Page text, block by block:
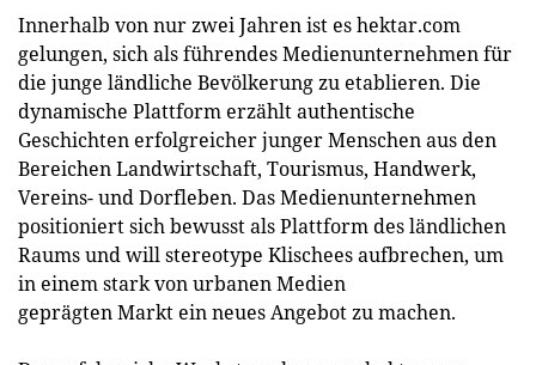
Innerhalb von nur zwei Jahren ist es hektar.com
gelungen, sich als führendes Medienunternehmen für
die junge ländliche Bevölkerung zu etablieren. Die
dynamische Plattform erzählt authentische
Geschichten erfolgreicher junger Menschen aus den
Bereichen Landwirtschaft, Tourismus, Handwerk,
Vereins- und Dorfleben. Das Medienunternehmen
positioniert sich bewusst als Plattform des ländlichen
Raums und will stereotype Klischees aufbrechen, um
in einem stark von urbanen Medien
geprägten Markt ein neues Angebot zu machen.